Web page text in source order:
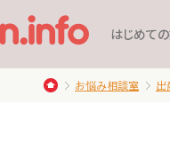
はじめて
お悩み相談室 出